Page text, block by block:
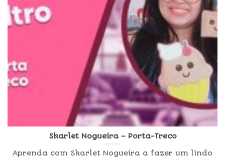
Skarlet Nogueira – Porta-Treco
Aprenda com Skarlet Nogueira a fazer um lindo